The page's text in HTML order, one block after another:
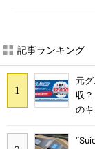
記事ランキング
元
収
の